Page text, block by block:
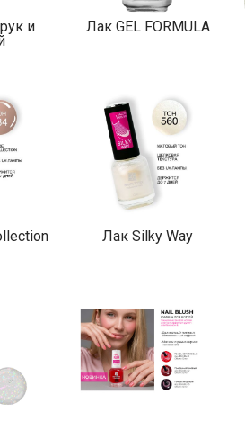
и
Лак GEL FORMULA
Лак Silky Way